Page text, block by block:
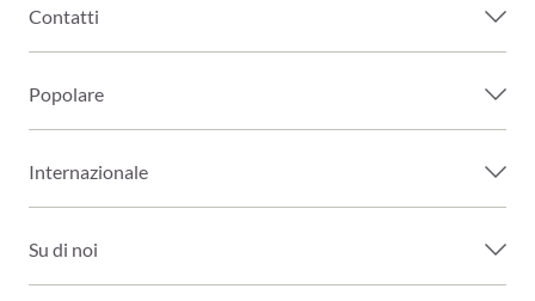
Contatti
Popolare
Internazionale
Su di noi